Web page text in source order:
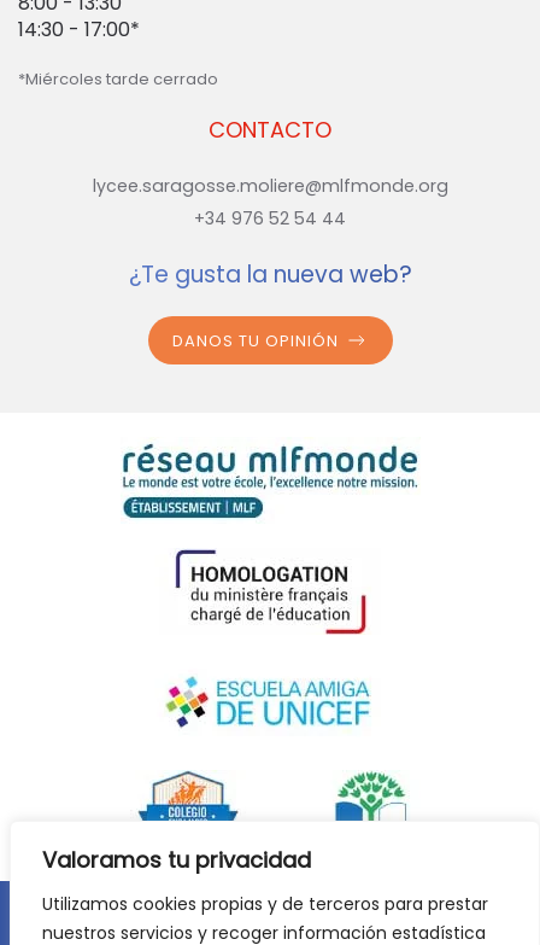
Valoramos tu privacidad
Utilizamos cookies propias y de terceros para prestar
nuestros servicios y recoger información estadística
CONTACTO
lycee.saragosse.moliere@mlfmonde.org
+34 976 52 54 44
14:30 - 17:00*
*Miércoles tarde cerrado
¿Te gusta la nueva web?
DANOS TU OPINIÓN